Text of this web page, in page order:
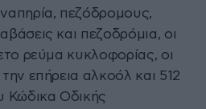
πεζόδρομους,
και πεζοδρόμια, οι
ρεύμα κυκλοφορίας, οι
επήρεια αλκοόλ και 512
Κώδικα Οδικής